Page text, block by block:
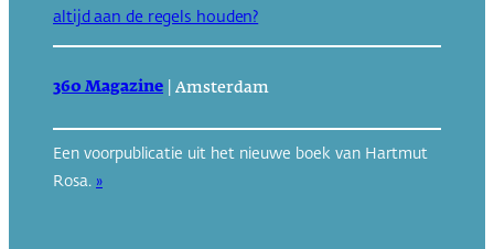
altijd aan de regels houden?
360 Magazine Amsterdam
Een voorpublicatie uit het nieuwe boek van Hartmut
Rosa. »